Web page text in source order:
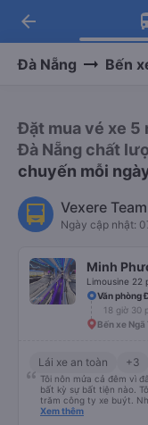
Tải
Nhận
Tải
-30k/
arrow_back
Đà Nẵng Bến
Đặt mua vé xe 5
Đà Nẵng chất
chuyến mỗi
Vexere Team
Ngày cập nhật:
Minh
Limousine 22
Văn phòng
18 giờ 30
Bến xe Ngã
Lái xe an toàn +3
Tôi nôn mửa cả đêm vì
bất kỳ sự bất tiện nào.
trăm công ty xe buýt.
chuyến đi sạch sẽ, thoải
Xem thêm